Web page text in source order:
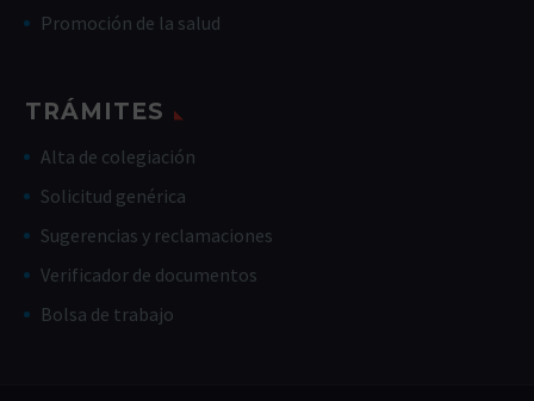
Promoción de la salud
TRÁMITES
Alta de colegiación
Solicitud genérica
Sugerencias y reclamaciones
Verificador de documentos
Bolsa de trabajo